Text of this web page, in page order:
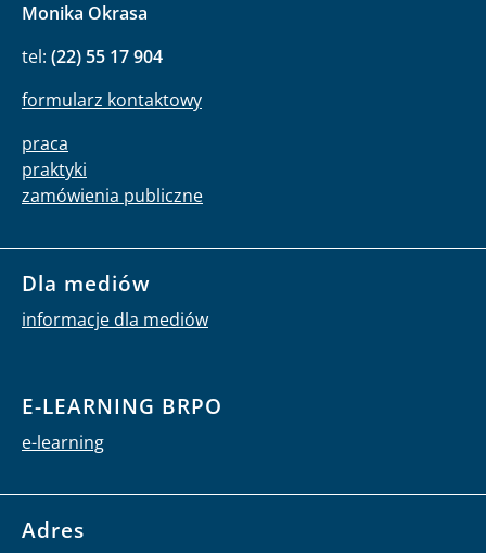
Monika Okrasa
tel: (22) 55 17 904
formularz kontaktowy
praca
praktyki
zamówienia publiczne
Dla mediów
informacje dla mediów
E-LEARNING BRPO
e-learning
Adres